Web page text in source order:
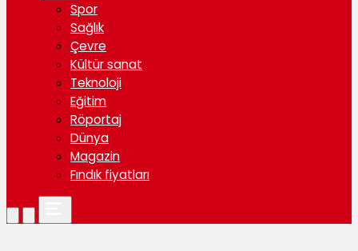
Spor
Sağlık
Çevre
Kültür sanat
Teknoloji
Eğitim
Röportaj
Dünya
Magazin
Fındık fiyatları